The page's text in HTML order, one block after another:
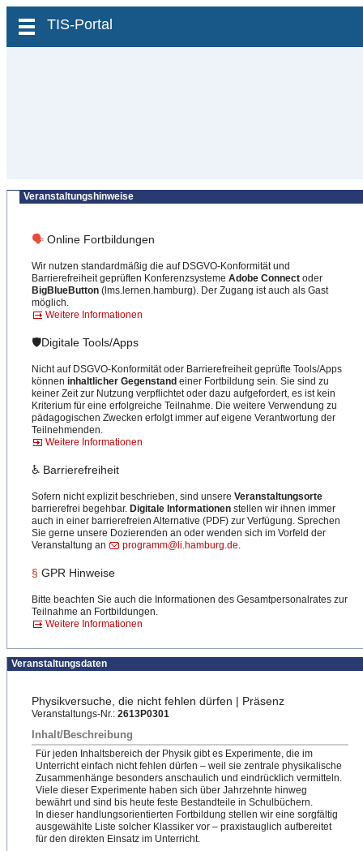
zum Inhalt wechseln
TIS-Portal
Veranstaltungshinweise
🗣 Online Fortbildungen
Wir nutzen standardmäßig die auf DSGVO-Konformität und
Barrierefreiheit geprüften Konferenzsysteme Adobe Connect oder
BigBlueButton (lms.lernen.hamburg). Der Zugang ist auch als Gast
möglich.
Weitere Informationen
🛡️Digitale Tools/Apps
Nicht auf DSGVO-Konformität oder Barrierefreiheit geprüfte Tools/Apps
können inhaltlicher Gegenstand einer Fortbildung sein. Sie sind zu
keiner Zeit zur Nutzung verpflichtet oder dazu aufgefordert, es ist kein
Kriterium für eine erfolgreiche Teilnahme. Die weitere Verwendung zu
pädagogischen Zwecken erfolgt immer auf eigene Verantwortung der
Teilnehmenden.
Weitere Informationen
♿ Barrierefreiheit
Sofern nicht explizit beschrieben, sind unsere Veranstaltungsorte
barrierefrei begehbar. Digitale Informationen stellen wir ihnen immer
auch in einer barrierefreien Alternative (PDF) zur Verfügung. Sprechen
Sie gerne unsere Dozierenden an oder wenden sich im Vorfeld der
Veranstaltung an
programm@li.hamburg.de.
§ GPR Hinweise
Bitte beachten Sie auch die Informationen des Gesamtpersonalrates zur
Teilnahme an Fortbildungen.
Weitere Informationen
Veranstaltungsdaten
Physikversuche, die nicht fehlen dürfen | Präsenz
Veranstaltungs-Nr.: 2613P0301
Inhalt/Beschreibung
Für jeden Inhaltsbereich der Physik gibt es Experimente, die im
Unterricht einfach nicht fehlen dürfen – weil sie zentrale physikalische
Zusammenhänge besonders anschaulich und eindrücklich vermitteln.
Viele dieser Experimente haben sich über Jahrzehnte hinweg
bewährt und sind bis heute feste Bestandteile in Schulbüchern.
In dieser handlungsorientierten Fortbildung stellen wir eine sorgfältig
ausgewählte Liste solcher Klassiker vor – praxistauglich aufbereitet
für den direkten Einsatz im Unterricht.